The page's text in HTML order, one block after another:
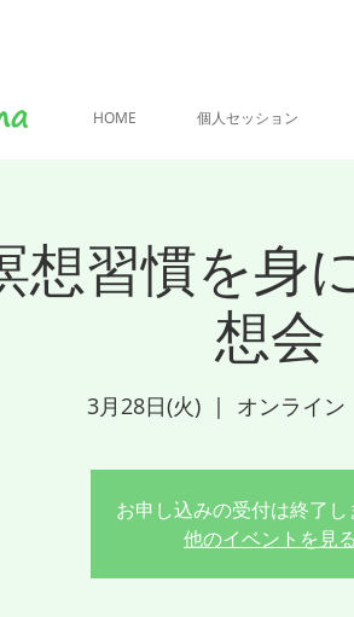
HOME 個人セッション
想習慣を身
想会
3月28日(火)
  |
オンライン
お申し込みの受付は終了し
他のイベントを見る